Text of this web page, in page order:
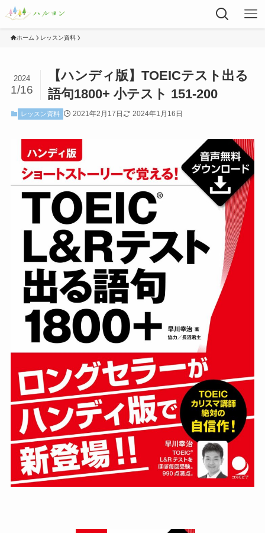
ホーム レッスン資料
【ハンディ版】TOEICテスト出る
語句1800+ 小テスト 151-200
2024
1/16
レッスン資料 2021年2月17日 2024年1月16日